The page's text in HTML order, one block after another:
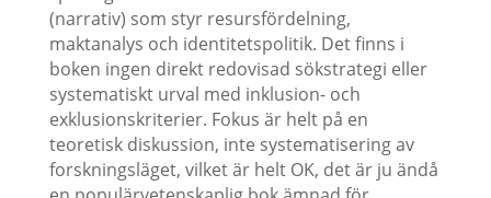
(narrativ) som styr resursfördelning,
maktanalys och identitetspolitik. Det finns i
boken ingen direkt redovisad sökstrategi eller
systematiskt urval med inklusion- och
exklusionskriterier. Fokus är helt på en
teoretisk diskussion, inte systematisering av
forskningsläget, vilket är helt OK, det är ju ändå